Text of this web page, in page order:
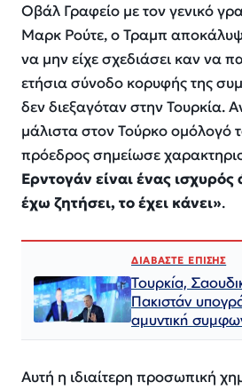
Οβάλ Γραφείο με τον γενικό
Μαρκ Ρούτε, ο Τραμπ
να μην είχε σχεδιάσει καν να
ετήσια σύνοδο κορυφής της
δεν διεξαγόταν στην Τουρκία.
μάλιστα στον Τούρκο ομόλογό
πρόεδρος σημείωσε
Ερντογάν είναι ένας
έχω ζητήσει, το έχει κάνει».
ΔΙΑΒΑΣΤΕ ΕΠΙΣΗΣ
Τουρκία,
Πακιστάν
αμυντική
Αυτή η ιδιαίτερη προσωπική